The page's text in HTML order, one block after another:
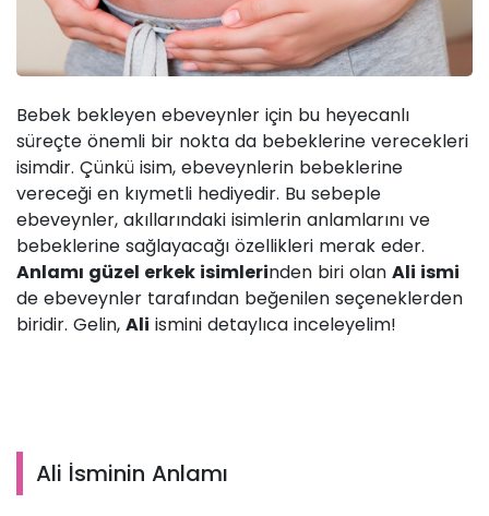
Bebek bekleyen ebeveynler için bu heyecanlı
süreçte önemli bir nokta da bebeklerine verecekleri
isimdir. Çünkü isim, ebeveynlerin bebeklerine
vereceği en kıymetli hediyedir. Bu sebeple
ebeveynler, akıllarındaki isimlerin anlamlarını ve
bebeklerine sağlayacağı özellikleri merak eder.
Anlamı güzel erkek isimlerinden biri olan Ali ismi
de ebeveynler tarafından beğenilen seçeneklerden
biridir. Gelin, Ali ismini detaylıca inceleyelim!
Ali İsminin Anlamı